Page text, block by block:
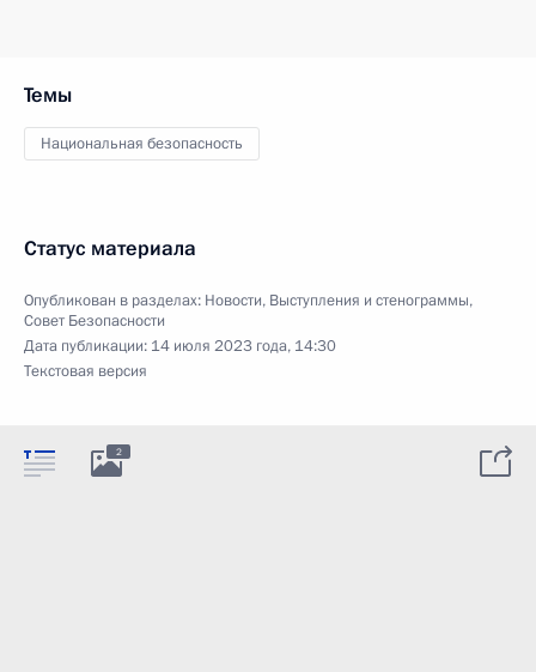
Темы
Национальная безопасность
Статус материала
Опубликован в разделах: Новости, Выступления и стенограммы,
Совет Безопасности
Дата публикации: 14 июля 2023 года, 14:30
Текстовая версия
2